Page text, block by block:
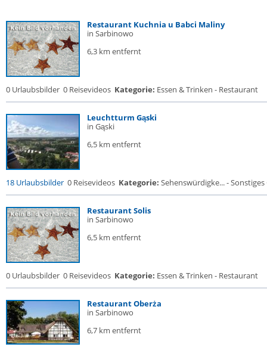
Restaurant Kuchnia u Babci Maliny
in Sarbinowo
6,3 km entfernt
0 Urlaubsbilder 0 Reisevideos Kategorie: Essen & Trinken - Restaurant
Leuchtturm Gąski
in Gąski
6,5 km entfernt
18 Urlaubsbilder 0 Reisevideos Kategorie: Sehenswürdigke... -
Restaurant Solis
in Sarbinowo
6,5 km entfernt
0 Urlaubsbilder 0 Reisevideos Kategorie: Essen & Trinken - Restaurant
Restaurant Oberża
in Sarbinowo
6,7 km entfernt